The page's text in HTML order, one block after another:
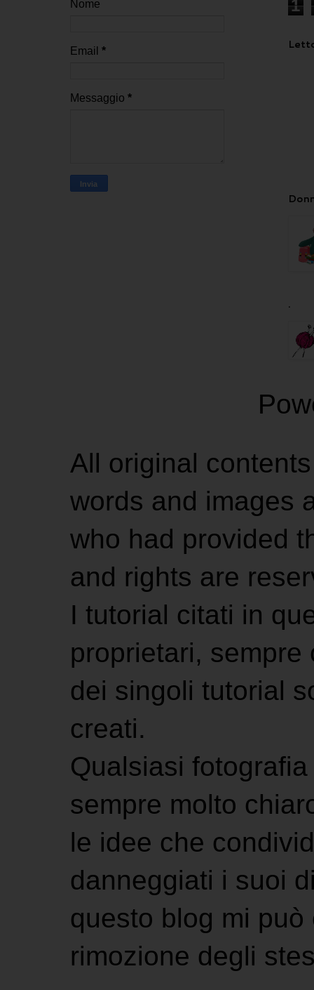
Nome
Email *
Messaggio *
1
.
All original
words and images
who had provided
and rights are
I tutorial citati in
proprietari,
dei singoli tutorial
creati.
Qualsiasi
sempre molto
le idee che
danneggiati i suoi
questo blog mi
rimozione degli